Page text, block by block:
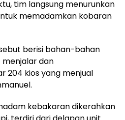
tim langsung menurunkan
memadamkan kobaran
berisi bahan-bahan
menjalar dan
204 kios yang menjual
kebakaran dikerahkan